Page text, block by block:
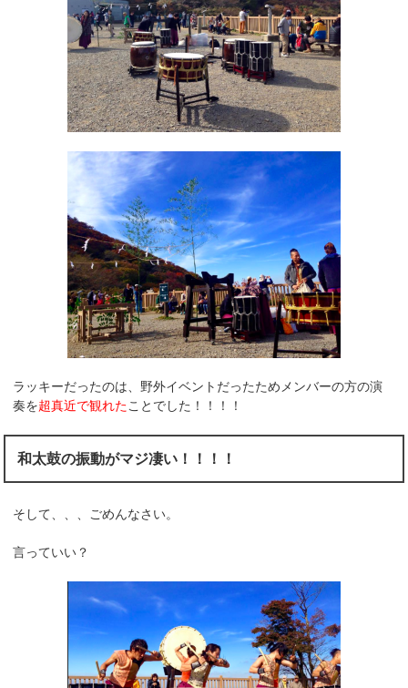
ラッキーだったのは、野外イベントだったためメンバーの方の演
奏を超真近で観れたことでした！！！！
和太鼓の振動がマジ凄い！！！！
そして、、、ごめんなさい。
言っていい？